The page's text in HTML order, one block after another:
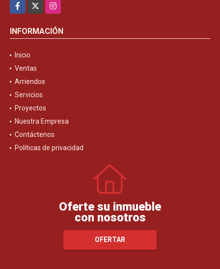
Facebook
Instagram
INFORMACIÓN
Inicio
Ventas
Arriendos
Servicios
Proyectos
Nuestra Empresa
Contáctenos
Políticas de privacidad
Oferte su inmueble
con nosotros
OFERTAR